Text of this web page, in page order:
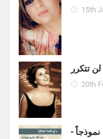
15th
تتكرر
20th
نموذجاً -